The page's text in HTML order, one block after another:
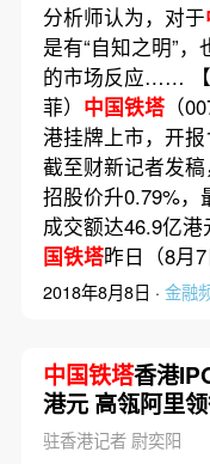
分析师认为，对于
是有“自知之明”
的市场反应…… 【
菲） 中国铁塔（
港挂牌上市，开报
截至财新记者发稿
招股价升0.79%，
成交额达46.9亿港
国铁塔昨日（8
2018年8月8日 · 金融
中国铁塔香港
港元 高瓴阿里
驻香港记者 尉奕阳